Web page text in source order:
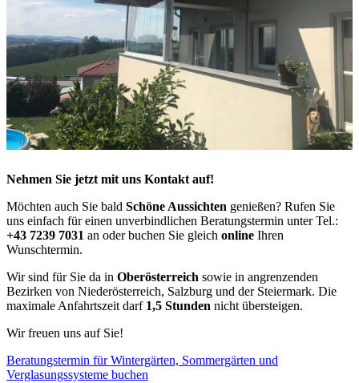
Nehmen Sie jetzt mit uns Kontakt auf!
Möchten auch Sie bald Schöne Aussichten genießen? Rufen Sie
uns einfach für einen unverbindlichen Beratungstermin unter Tel.:
+43 7239 7031 an oder buchen Sie gleich online Ihren
Wunschtermin.
Wir sind für Sie da in Oberösterreich sowie in angrenzenden
Bezirken von Niederösterreich, Salzburg und der Steiermark. Die
maximale Anfahrtszeit darf 1,5 Stunden nicht übersteigen.
Wir freuen uns auf Sie!
Beratungstermin für Wintergärten, Sommergärten und
Verglasungssysteme buchen